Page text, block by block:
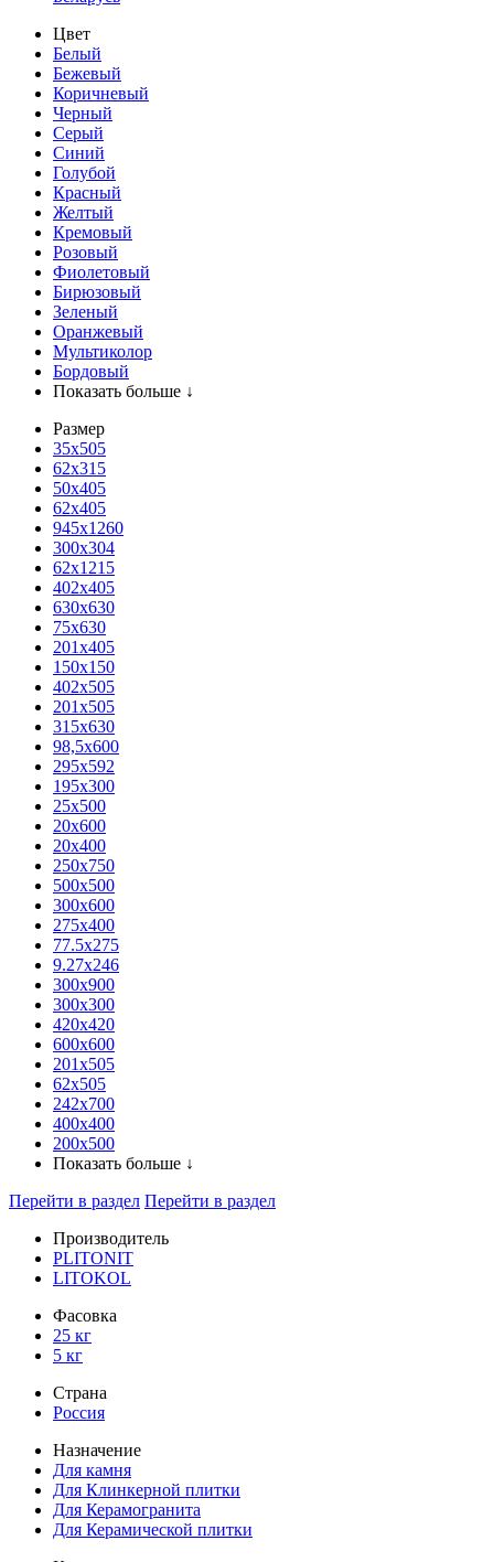
Цвет
Белый
Бежевый
Коричневый
Черный
Серый
Синий
Голубой
Красный
Желтый
Кремовый
Розовый
Фиолетовый
Бирюзовый
Зеленый
Оранжевый
Мультиколор
Бордовый
Показать больше ↓
Размер
35х505
62x315
50x405
62х405
945x1260
300x304
62x1215
402x405
630x630
75x630
201x405
150x150
402x505
201x505
315x630
98,5х600
295x592
195х300
25x500
20х600
20х400
250x750
500x500
300x600
275x400
77.5х275
9.27x246
300x900
300x300
420х420
600х600
201х505
62х505
242х700
400х400
200х500
Показать больше ↓
Перейти в раздел Перейти в раздел
Производитель
PLITONIT
LITOKOL
Фасовка
25 кг
5 кг
Страна
Россия
Назначение
Для камня
Для Клинкерной плитки
Для Керамогранита
Для Керамической плитки